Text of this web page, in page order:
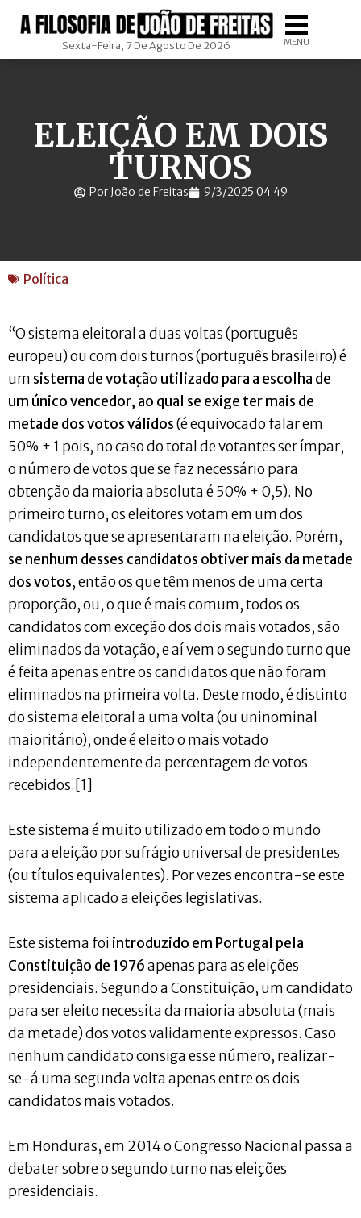
Sexta-Feira, 7 De Agosto De 2026 MENU
ELEIÇÃO EM DOIS
TURNOS
Por João de Freitas 9/3/2025 04:49
Política
“O sistema eleitoral a duas voltas (português
europeu) ou com dois turnos (português brasileiro) é
um sistema de votação utilizado para a escolha de
um único vencedor, ao qual se exige ter mais de
metade dos votos válidos(é equivocado falar em
50% + 1 pois, no caso do total de votantes ser ímpar,
o número de votos que se faz necessário para
obtenção da maioria absoluta é 50% + 0,5). No
primeiro turno, os eleitores votam em um dos
candidatos que se apresentaram na eleição. Porém,
se nenhum desses candidatos obtiver mais da metade
dos votos, então os que têm menos de uma certa
proporção, ou, o que é mais comum, todos os
candidatos com exceção dos dois mais votados, são
eliminados da votação, e aí vem o segundo turno que
é feita apenas entre os candidatos que não foram
eliminados na primeira volta. Deste modo, é distinto
do sistema eleitoral a uma volta (ou uninominal
maioritário), onde é eleito o mais votado
independentemente da percentagem de votos
recebidos.[1]
Este sistema é muito utilizado em todo o mundo
para a eleição por sufrágio universal de presidentes
(ou títulos equivalentes). Por vezes encontra-se este
sistema aplicado a eleições legislativas.
Este sistema foi introduzido em Portugal pela
Constituição de 1976apenas para as eleições
presidenciais. Segundo a Constituição, um candidato
para ser eleito necessita da maioria absoluta (mais
da metade) dos votos validamente expressos. Caso
nenhum candidato consiga esse número, realizar-
se-á uma segunda volta apenas entre os dois
candidatos mais votados.
Em Honduras, em 2014 o Congresso Nacional passa a
debater sobre o segundo turno nas eleições
presidenciais.